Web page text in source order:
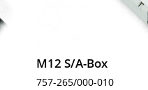
M12 S/A-Box
757-265/000-010